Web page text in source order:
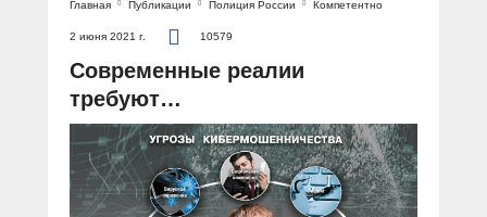
Главная Публикации Полиция России Компетентно
2 июня 2021 г. 10579
Современные реалии
требуют…